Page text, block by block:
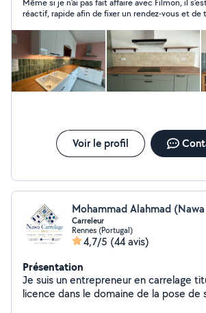
du quotidien (montage de meubles,
suis dynamique, ponctuel et réactif, et
écoute pour réaliser vos travaux dans
conditions. N'hésitez pas à me
de vous aider
Même si je n’ai pas fait affaire avec Filmon, il
réactif, rapide afin de fixer un rendez-vous et de
Voir le profil
Carreleur
Rennes (Portugal)
4,7/5 (44 avis)
Présentation
Je suis un entrepreneur en carrelage
licence dans le domaine de la pose de